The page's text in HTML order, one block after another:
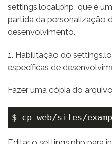
settings.local.php, que é
partida da personalização
desenvolvimento.
1. Habilitação do
específicas de
Fazer uma cópia do
$ cp web/sites/